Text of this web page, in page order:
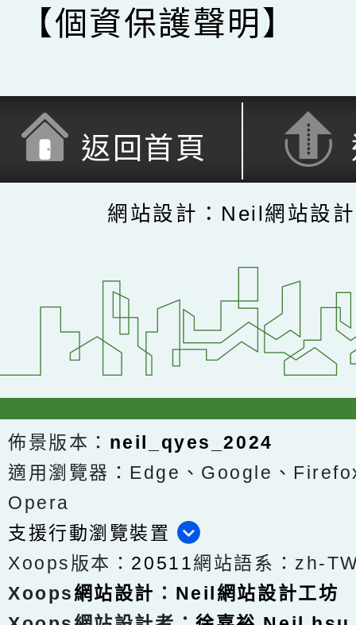
【個資保護聲明】
返回首頁
網站設計：Neil網站設
佈景版本： neil_qyes_2024
適用瀏覽器：Edge、Google、
Opera
支援行動瀏覽裝置
Xoops版本： 20511網站語系：zh-
Xoops網站設計 ： Neil網站設計工坊